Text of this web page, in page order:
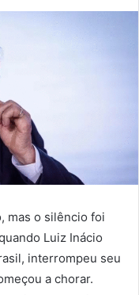
mas o silêncio foi
Luiz Inácio
interrompeu seu
a chorar.